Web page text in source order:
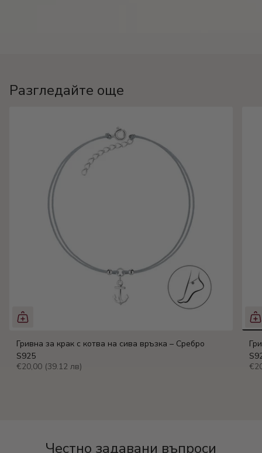
Разгледайте още
Гривна за крак с котва на сива връзка – Сребро
S925
€20,00 (39.12 лв)
Честно задавани въпроси